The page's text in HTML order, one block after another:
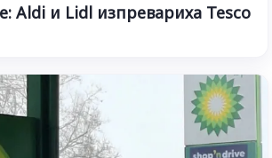
Aldi и Lidl изпревариха Tesco